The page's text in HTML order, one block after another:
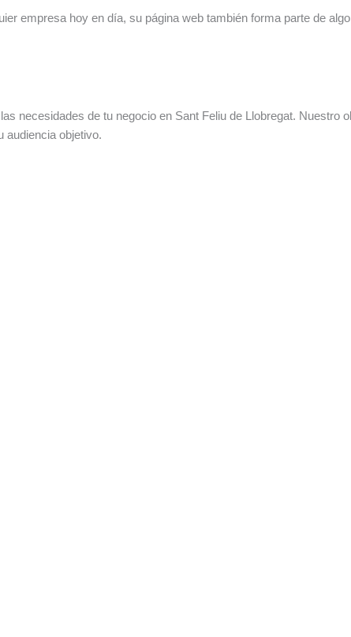
empresa hoy en día, su página web también forma parte de
necesidades de tu negocio en Sant Feliu de Llobregat. Nuestro
audiencia objetivo.